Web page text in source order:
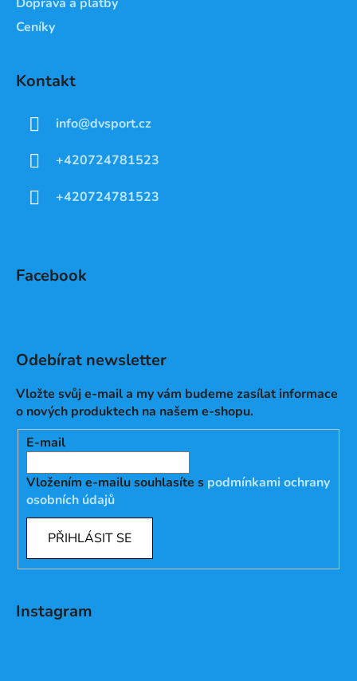
Ceníky
Kontakt
info@dvsport.cz
+420724781523
+420724781523
Facebook
Odebírat newsletter
Vložte svůj e-mail a my vám budeme zasílat informace
o nových produktech na našem e-shopu.
E-mail
Vložením e-mailu souhlasíte s podmínkami ochrany
osobních údajů
PŘIHLÁSIT SE
Instagram